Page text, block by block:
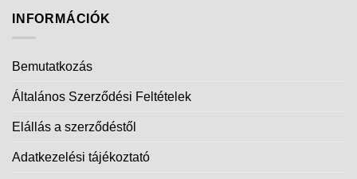
INFORMÁCIÓK
Bemutatkozás
Általános Szerződési Feltételek
Elállás a szerződéstől
Adatkezelési tájékoztató